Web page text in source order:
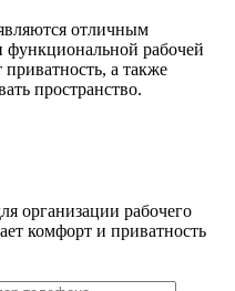
отличным
рабочей
а также
пространство.
организации рабочего
комфорт и приватность